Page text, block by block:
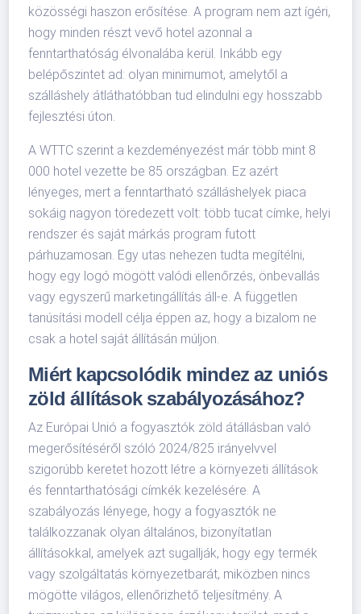
közösségi haszon erősítése. A program nem azt ígéri,
hogy minden részt vevő hotel azonnal a
fenntarthatóság élvonalába kerül. Inkább egy
belépőszintet ad: olyan minimumot, amelytől a
szálláshely átláthatóbban tud elindulni egy hosszabb
fejlesztési úton.
A WTTC szerint a kezdeményezést már több mint 8
000 hotel vezette be 85 országban. Ez azért
lényeges, mert a fenntartható szálláshelyek piaca
sokáig nagyon töredezett volt: több tucat címke, helyi
rendszer és saját márkás program futott
párhuzamosan. Egy utas nehezen tudta megítélni,
hogy egy logó mögött valódi ellenőrzés, önbevallás
vagy egyszerű marketingállítás áll-e. A független
tanúsítási modell célja éppen az, hogy a bizalom ne
csak a hotel saját állításán múljon.
Miért kapcsolódik mindez az uniós
zöld állítások szabályozásához?
Az Európai Unió a fogyasztók zöld átállásban való
megerősítéséről szóló 2024/825 irányelvvel
szigorúbb keretet hozott létre a környezeti állítások
és fenntarthatósági címkék kezelésére. A
szabályozás lényege, hogy a fogyasztók ne
találkozzanak olyan általános, bizonyítatlan
állításokkal, amelyek azt sugallják, hogy egy termék
vagy szolgáltatás környezetbarát, miközben nincs
mögötte világos, ellenőrizhető teljesítmény. A